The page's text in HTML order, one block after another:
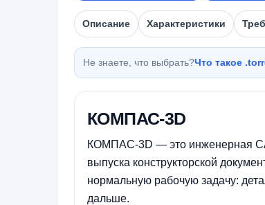
Описание Характеристики
Не знаете, что выбрать?Что такое
КОМПАС-3D
КОМПАС-3D — это инженерная
выпуска конструкторской
нормальную рабочую задачу:
дальше.